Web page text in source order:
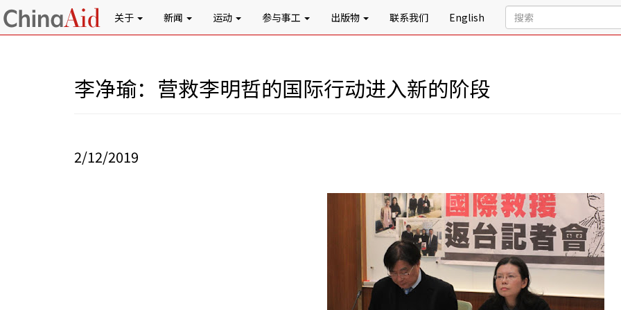
关于 新闻 运动 参与事工 出版物 联系我们 English
李净瑜：营救李明哲的国际行动进入新的阶段
2/12/2019